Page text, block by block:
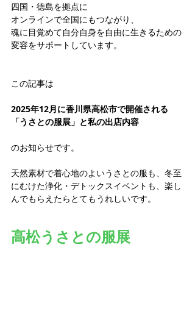
四国・徳島を拠点に
オンラインで全国にもつながり、
魂に目覚めて自分自身を自由に生きるための
変容をサポートしています。
この記事は
2025年12月に香川県高松市で開催される
「うさとの服展」と私の出店内容
のお知らせです。
天然素材で着心地のよいうさとの服も、冬至
にむけた浄化・デトックスイベント も、楽し
んでもらえたらとてもうれしいです。
高松うさとの服展